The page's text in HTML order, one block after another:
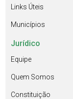
Links Úteis
Municípios
Jurídico
Equipe
Quem Somos
Constituição